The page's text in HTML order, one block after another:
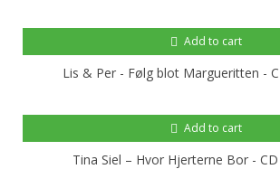
Add to cart
Lis & Per - Følg blot Margueritten -
Add to cart
Tina Siel ‎– Hvor Hjerterne Bor - CD